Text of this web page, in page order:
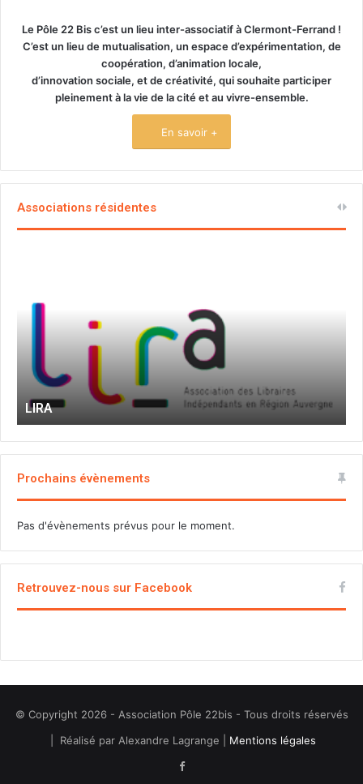
Le Pôle 22 Bis c’est un lieu inter-associatif à Clermont-Ferrand !
C’est un lieu de mutualisation, un espace d’expérimentation, de
coopération, d’animation locale,
d’innovation sociale, et de créativité, qui souhaite participer
pleinement à la vie de la cité et au vivre-ensemble.
En savoir +
Associations résidentes
LIRA
Prochains évènements
Pas d'évènements prévus pour le moment.
Retrouvez-nous sur Facebook
© Copyright 2026 - Association Pôle 22bis - Tous droits réservés
| Réalisé par Alexandre Lagrange | Mentions légales